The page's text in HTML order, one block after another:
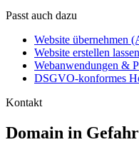
Passt auch dazu
Website übernehmen
Website erstellen lassen
Webanwendungen &
DSGVO-konformes
Kontakt
Domain in